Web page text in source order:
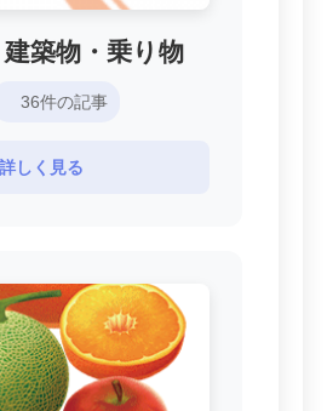
築物・乗り物
36件の記事
詳しく見る